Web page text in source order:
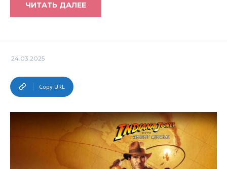
ЧИТАТЬ ДАЛЕЕ
24.03.2025
Copy URL